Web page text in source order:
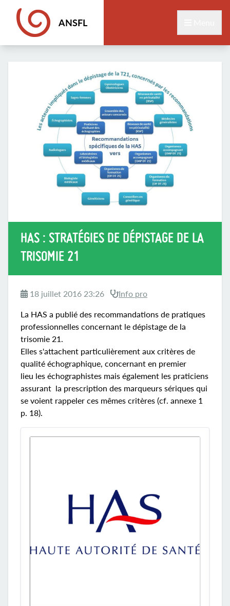
ANSFL
HAS : STRATÉGIES DE DÉPISTAGE DE LA
TRISOMIE 21
18 juillet 2016 23:26 Info pro
La HAS a publié des recommandations de pratiques
professionnelles concernant le dépistage de la
trisomie 21.
Elles s'attachent particulièrement aux critères de
qualité échographique, concernant en premier
lieu les échographistes mais également les praticiens
assurant la prescription des marqueurs sériques qui
se voient rappeler ces mêmes critères (cf. annexe 1
p. 18).